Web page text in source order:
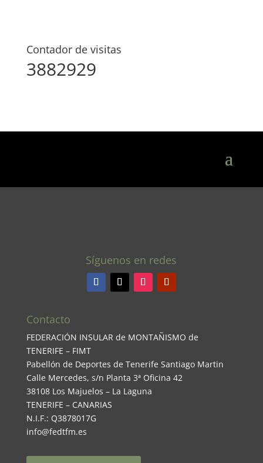
Contador de visitas
3882929
Síguenos en redes
Contacto
FEDERACIÓN INSULAR de MONTAÑISMO de
TENERIFE – FIMT
Pabellón de Deportes de Tenerife Santiago Martin
Calle Mercedes, s/n Planta 3ª Oficina 42
38108 Los Majuelos – La Laguna
TENERIFE – CANARIAS
N.I.F.: Q3878017G
info@fedtfm.es